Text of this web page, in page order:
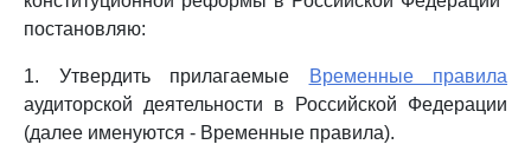
постановляю:
1. Утвердить прилагаемые
Временные правила
аудиторской деятельности в Российской Федерации
(далее именуются - Временные правила).